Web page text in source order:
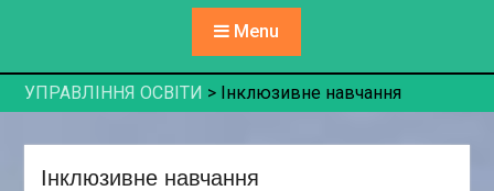
Menu
УПРАВЛІННЯ ОСВІТИ > Інклюзивне навчання
Інклюзивне навчання